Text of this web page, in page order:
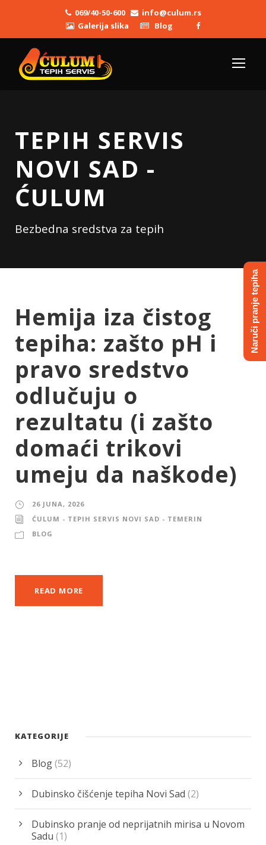
069/40-50-600
info@culum.rs
Galerija slika
Blog
TEPIH SERVIS
NOVI SAD -
ĆULUM
Bezbedna sredstva za tepih
Hemija iza čistog
tepiha: zašto pH i
pravo sredstvo
odlučuju o
rezultatu (i zašto
domaći trikovi
umeju da naškode)
26 JUNA, 2026
ĆULUM - TEPIH SERVIS NOVI SAD - TEMERIN
BLOG
READ MORE
KATEGORIJE
Blog(52)
Dubinsko čišćenje tepiha Novi Sad (2)
Dubinsko pranje od neprijatnih mirisa u Novom
Sadu (1)
Naruči pranje tepiha